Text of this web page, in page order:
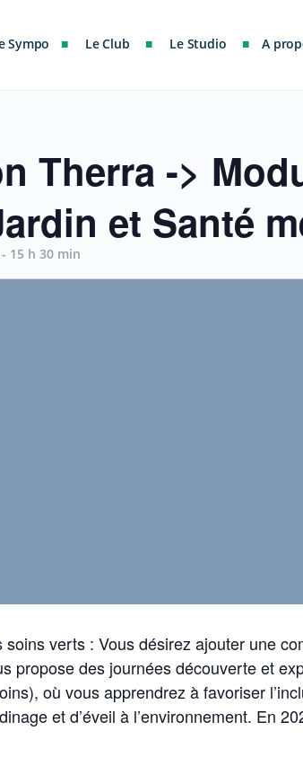
Sympo Le Club Le Studio A
Therra ->
et Santé
- 15 h 30 min
verts : Vous désirez ajouter une
propose des journées découverte et
où vous apprendrez à favoriser
et d’éveil à l’environnement. ​En